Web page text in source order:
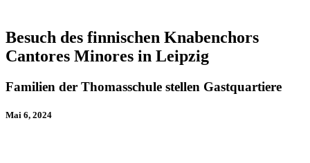
Besuch des finnischen Knabenchors
Cantores Minores in Leipzig
Familien der Thomasschule stellen Gastquartiere
Mai 6, 2024